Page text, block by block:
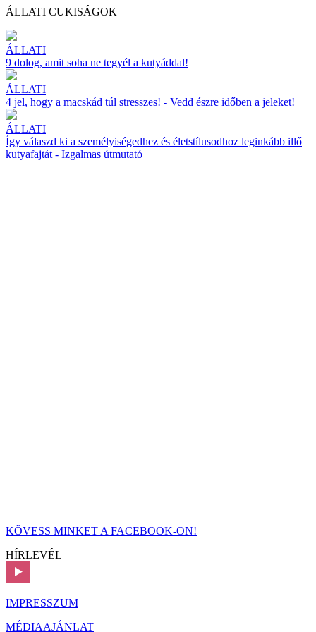
ÁLLATI CUKISÁGOK
ÁLLATI
9 dolog, amit soha ne tegyél a kutyáddal!
ÁLLATI
4 jel, hogy a macskád túl stresszes! - Vedd észre időben a jeleket!
ÁLLATI
Így válaszd ki a személyiségedhez és életstílusodhoz leginkább illő
kutyafajtát - Izgalmas útmutató
KÖVESS MINKET A FACEBOOK-ON!
HÍRLEVÉL
IMPRESSZUM
MÉDIAAJÁNLAT